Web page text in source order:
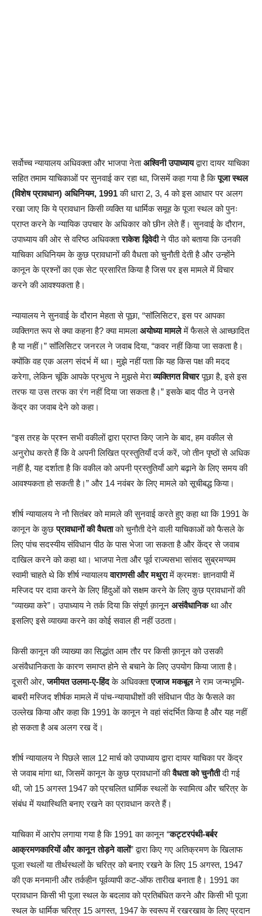
सर्वोच्च न्यायालय अधिवक्ता और भाजपा नेताअश्विनी उपाध्यायद्वारा दायर याचिका
सहित तमाम याचिकाओं पर सुनवाई कर रहा था, जिसमें कहा गया है किपूजा स्थल
(विशेष प्रावधान) अधिनियम, 1991की धारा 2, 3, 4 को इस आधार पर अलग
रखा जाए कि ये प्रावधान किसी व्यक्ति या धार्मिक समूह के पूजा स्थल को पुनः
प्राप्त करने के न्यायिक उपचार के अधिकार को छीन लेते हैं। सुनवाई के दौरान,
उपाध्याय की ओर से वरिष्ठ अधिवक्ताराकेश द्विवेदीने पीठ को बताया कि उनकी
याचिका अधिनियम के कुछ प्रावधानों की वैधता को चुनौती देती है और उन्होंने
कानून के प्रश्नों का एक सेट प्रसारित किया है जिस पर इस मामले में विचार
करने की आवश्यकता है।
न्यायालय ने सुनवाई के दौरान मेहता से पूछा, “सॉलिसिटर, इस पर आपका
व्यक्तिगत रूप से क्या कहना है? क्या मामलाअयोध्या मामलेमें फैसले से आच्छादित
है या नहीं।” सॉलिसिटर जनरल ने जवाब दिया, “कवर नहीं किया जा सकता है।
क्योंकि वह एक अलग संदर्भ में था। मुझे नहीं पता कि यह किस पक्ष की मदद
करेगा, लेकिन चूंकि आपके प्रभुत्व ने मुझसे मेराव्यक्तिगत विचारपूछा है, इसे इस
तरफ या उस तरफ का रंग नहीं दिया जा सकता है।” इसके बाद पीठ ने उनसे
केंद्र का जवाब देने को कहा।
“इस तरह के प्रश्न सभी वकीलों द्वारा प्राप्त किए जाने के बाद, हम वकील से
अनुरोध करते हैं कि वे अपनी लिखित प्रस्तुतियाँ दर्ज करें, जो तीन पृष्ठों से अधिक
नहीं है, यह दर्शाता है कि वकील को अपनी प्रस्तुतियाँ आगे बढ़ाने के लिए समय की
आवश्यकता हो सकती है।” और 14 नवंबर के लिए मामले को सूचीबद्ध किया।
शीर्ष न्यायालय ने नौ सितंबर को मामले की सुनवाई करते हुए कहा था कि 1991 के
कानून के कुछप्रावधानों की वैधताको चुनौती देने वाली याचिकाओं को फैसले के
लिए पांच सदस्यीय संविधान पीठ के पास भेजा जा सकता है और केंद्र से जवाब
दाखिल करने को कहा था। भाजपा नेता और पूर्व राज्यसभा सांसद सुब्रमण्यम
स्वामी चाहते थे कि शीर्ष न्यायालयवाराणसी और मथुरामें क्रमशः ज्ञानवापी में
मस्जिद पर दावा करने के लिए हिंदुओं को सक्षम करने के लिए कुछ प्रावधानों की
“व्याख्या करे”। उपाध्याय ने तर्क दिया कि संपूर्ण क़ानून असंवैधानिकथा और
इसलिए इसे व्याख्या करने का कोई सवाल ही नहीं उठता।
किसी कानून की व्याख्या का सिद्धांत आम तौर पर किसी क़ानून को उसकी
असंवैधानिकता के कारण समाप्त होने से बचाने के लिए उपयोग किया जाता है।
दूसरी ओर,जमीयत उलमा-ए-हिंदके अधिवक्ताएजाज मकबूलने राम जन्मभूमि-
बाबरी मस्जिद शीर्षक मामले में पांच-न्यायाधीशों की संविधान पीठ के फैसले का
उल्लेख किया और कहा कि 1991 के कानून ने वहां संदर्भित किया है और यह नहीं
हो सकता है अब अलग रख दें।
शीर्ष न्यायालय ने पिछले साल 12 मार्च को उपाध्याय द्वारा दायर याचिका पर केंद्र
से जवाब मांगा था, जिसमें कानून के कुछ प्रावधानों कीवैधता को चुनौतीदी गई
थी, जो 15 अगस्त 1947 को प्रचलित धार्मिक स्थलों के स्वामित्व और चरित्र के
संबंध में यथास्थिति बनाए रखने का प्रावधान करते हैं।
याचिका में आरोप लगाया गया है कि 1991 का कानून “कट्टरपंथी-बर्बर
आक्रमणकारियों और कानून तोड़ने वालों” द्वारा किए गए अतिक्रमण के खिलाफ
पूजा स्थलों या तीर्थस्थलों के चरित्र को बनाए रखने के लिए 15 अगस्त, 1947
की एक मनमानी और तर्कहीन पूर्वव्यापी कट-ऑफ तारीख बनाता है। 1991 का
प्रावधान किसी भी पूजा स्थल के बदलाव को प्रतिबंधित करने और किसी भी पूजा
स्थल के धार्मिक चरित्र 15 अगस्त, 1947 के स्वरूप में रखरखाव के लिए प्रदान